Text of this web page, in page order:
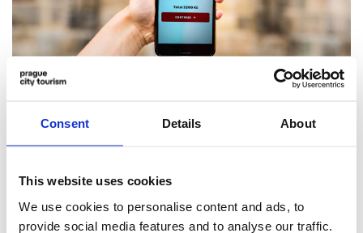
Consent Details About
This website uses cookies
We use cookies to personalise content and ads, to
provide social media features and to analyse our traffic.
Snadná dostupnost
do svého chytrého telefonu (Google Play a App Store).
Registrujte se a kupte si e-Pass přímo v aplikaci. Pokud
jste si ho koupili na našich webových stránkách nebo na